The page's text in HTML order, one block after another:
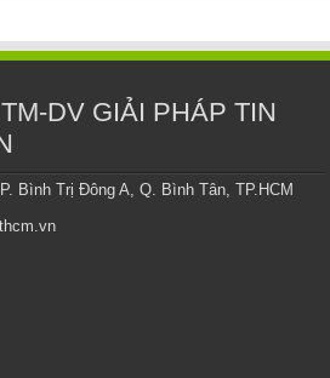
DV GIẢI PHÁP TIN
Bình Trị Đông A, Q. Bình Tân, TP.HCM